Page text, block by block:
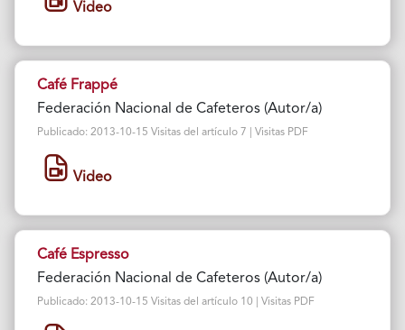
Video
Café Frappé
Federación Nacional de Cafeteros (Autor/a)
Publicado: 2013-10-15 Visitas del artículo 7 | Visitas PDF
Video
Café Espresso
Federación Nacional de Cafeteros (Autor/a)
Publicado: 2013-10-15 Visitas del artículo 10 | Visitas PDF